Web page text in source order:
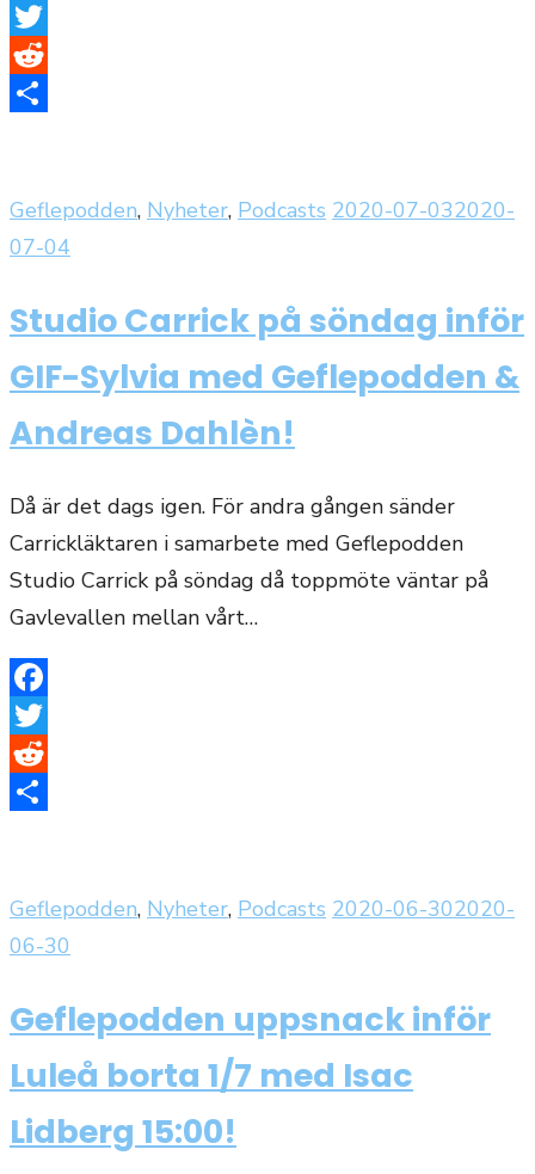
Facebook
Twitter
Reddit
Geflepodden, Nyheter, Podcasts Publicerat
2020-07-032020-
07-04
Studio Carrick på söndag inför
GIF-Sylvia med Geflepodden &
Andreas Dahlèn!
Då är det dags igen. För andra gången sänder
Carrickläktaren i samarbete med Geflepodden
Studio Carrick på söndag då toppmöte väntar på
Gavlevallen mellan vårt…
Facebook
Twitter
Reddit
Geflepodden, Nyheter, Podcasts Publicerat
2020-06-302020-
06-30
Geflepodden uppsnack inför
Luleå borta 1/7 med Isac
Lidberg 15:00!